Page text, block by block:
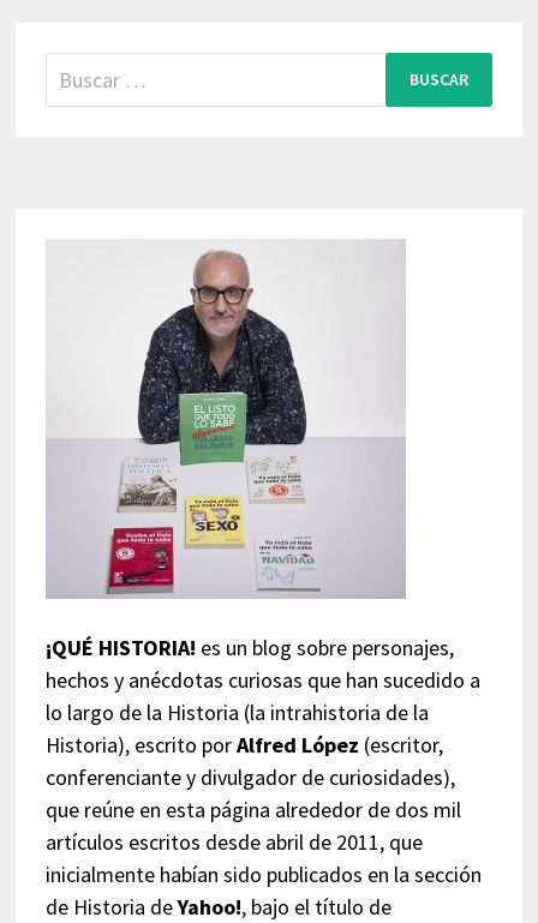
Buscar:
¡QUÉ HISTORIA! es un blog sobre personajes,
hechos y anécdotas curiosas que han sucedido a
lo largo de la Historia (la intrahistoria de la
Historia), escrito porAlfred López (escritor,
conferenciante y divulgador de curiosidades),
que reúne en esta página alrededor de dos mil
artículos escritos desde abril de 2011, que
inicialmente habían sido publicados en la sección
de Historia deYahoo!, bajo el título de